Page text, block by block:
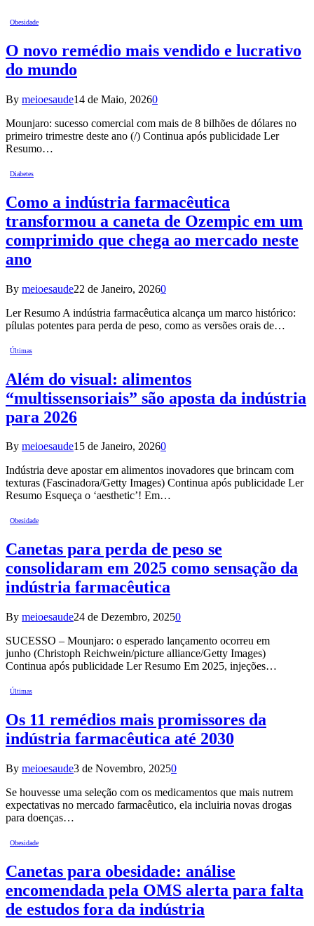
Obesidade
O novo remédio mais vendido e lucrativo
do mundo
By meioesaude14 de Maio, 20260
Mounjaro: sucesso comercial com mais de 8 bilhões de dólares no
primeiro trimestre deste ano (/) Continua após publicidade Ler
Resumo…
Diabetes
Como a indústria farmacêutica
transformou a caneta de Ozempic em um
comprimido que chega ao mercado neste
ano
By meioesaude22 de Janeiro, 20260
Ler Resumo A indústria farmacêutica alcança um marco histórico:
pílulas potentes para perda de peso, como as versões orais de…
Últimas
Além do visual: alimentos
“multissensoriais” são aposta da indústria
para 2026
By meioesaude15 de Janeiro, 20260
Indústria deve apostar em alimentos inovadores que brincam com
texturas (Fascinadora/Getty Images) Continua após publicidade Ler
Resumo Esqueça o ‘aesthetic’! Em…
Obesidade
Canetas para perda de peso se
consolidaram em 2025 como sensação da
indústria farmacêutica
By meioesaude24 de Dezembro, 20250
SUCESSO – Mounjaro: o esperado lançamento ocorreu em
junho (Christoph Reichwein/picture alliance/Getty Images)
Continua após publicidade Ler Resumo Em 2025, injeções…
Últimas
Os 11 remédios mais promissores da
indústria farmacêutica até 2030
By meioesaude3 de Novembro, 20250
Se houvesse uma seleção com os medicamentos que mais nutrem
expectativas no mercado farmacêutico, ela incluiria novas drogas
para doenças…
Obesidade
Canetas para obesidade: análise
encomendada pela OMS alerta para falta
de estudos fora da indústria